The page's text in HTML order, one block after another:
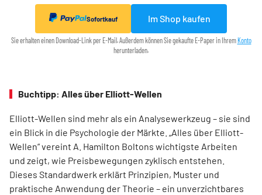
Sofortkauf Im Shop kaufen
Sie erhalten einen Download-Link per E-Mail. Außerdem können Sie gekaufte E-Paper in Ihrem Konto
herunterladen.
Buchtipp: Alles über Elliott-Wellen
Elliott-Wellen sind mehr als ein Analysewerkzeug – sie sind
ein Blick in die Psychologie der Märkte. „Alles über Elliott-
Wellen“ vereint A. Hamilton Boltons wichtigste Arbeiten
und zeigt, wie Preisbewegungen zyklisch entstehen.
Dieses Standardwerk erklärt Prinzipien, Muster und
praktische Anwendung der Theorie – ein unverzichtbares